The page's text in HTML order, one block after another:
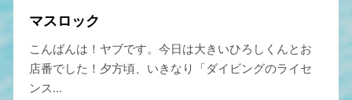
マスロック
こんばんは！ヤブです。今日は大きいひろしくんとお
店番でした！夕方頃、いきなり「ダイビングのライセ
ンス...